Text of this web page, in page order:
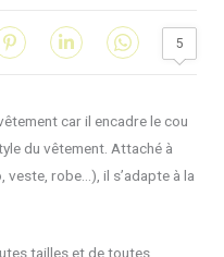
5
car il encadre le cou
du vêtement. Attaché à
veste, robe…), il s’adapte à la
tailles et de toutes